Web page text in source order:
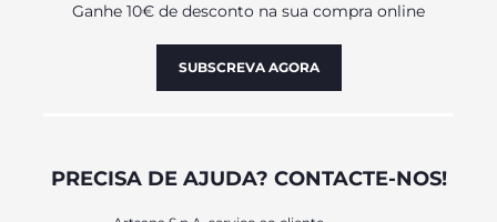
Ganhe 10€ de desconto na sua compra online
SUBSCREVA AGORA
PRECISA DE AJUDA? CONTACTE-NOS!